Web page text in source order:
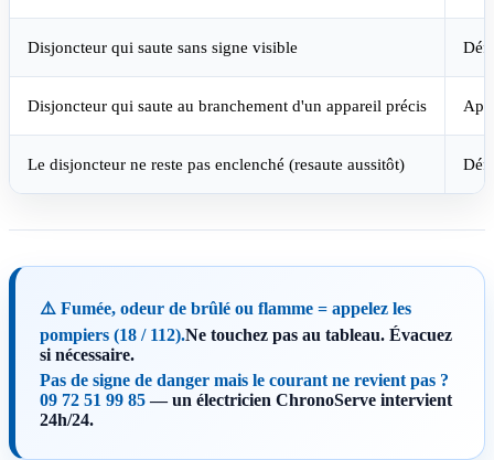
Disjoncteur qui saute sans signe visible
Disjoncteur qui saute au branchement d'un appareil précis
Le disjoncteur ne reste pas enclenché (resaute aussitôt)
⚠️ Fumée, odeur de brûlé ou flamme = appelez les
pompiers (18 / 112).Ne touchez pas au tableau. Évacuez
si nécessaire.
Pas de signe de danger mais le courant ne revient pas ?
09 72 51 99 85— un électricien ChronoServe intervient
24h/24.